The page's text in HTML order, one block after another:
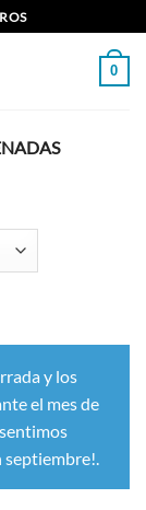
0
y los
el mes de
septiembre!.